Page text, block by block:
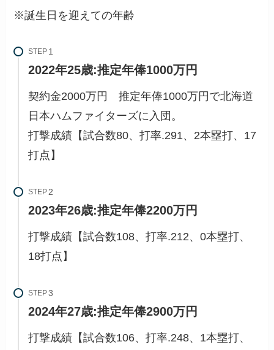
※誕生日を迎えての年齢
STEP
2022年25歳:推定年俸1000万円
契約金2000万円 推定年俸1000万円で北海道
日本ハムファイターズに入団。
打撃成績【試合数80、打率.291、2本塁打、17
打点】
STEP
2023年26歳:推定年俸2200万円
打撃成績【試合数108、打率.212、0本塁打、
18打点】
STEP
2024年27歳:推定年俸2900万円
打撃成績【試合数106、打率.248、1本塁打、